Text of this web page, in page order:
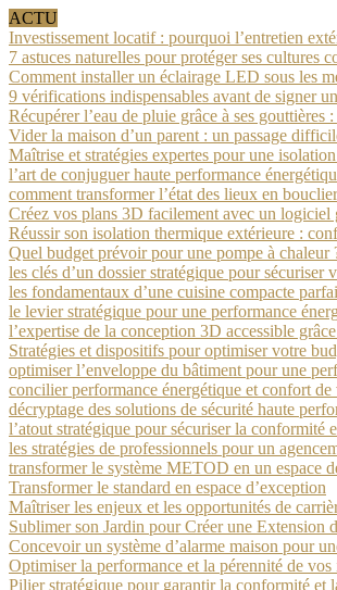
ACTU
Investissement locatif : pourquoi l’entretien
7 astuces naturelles pour protéger ses cultures
Comment installer un éclairage LED sous les
9 vérifications indispensables avant de signer
Récupérer l’eau de pluie grâce à ses gouttières
Vider la maison d’un parent : un passage
Maîtrise et stratégies expertes pour une
l’art de conjuguer haute performance
comment transformer l’état des lieux en
Créez vos plans 3D facilement avec un logiciel
Réussir son isolation thermique extérieure :
Quel budget prévoir pour une pompe à chaleur
les clés d’un dossier stratégique pour
les fondamentaux d’une cuisine compacte
le levier stratégique pour une performance
l’expertise de la conception 3D accessible
Stratégies et dispositifs pour optimiser votre
optimiser l’enveloppe du bâtiment pour une
concilier performance énergétique et confort de
décryptage des solutions de sécurité haute
l’atout stratégique pour sécuriser la conformité
les stratégies de professionnels pour un
transformer le système METOD en un espace
Transformer le standard en espace d’exception
Maîtriser les enjeux et les opportunités de
Sublimer son Jardin pour Créer une Extension
Concevoir un système d’alarme maison pour
Optimiser la performance et la pérennité de vos
Pilier stratégique pour garantir la conformité et